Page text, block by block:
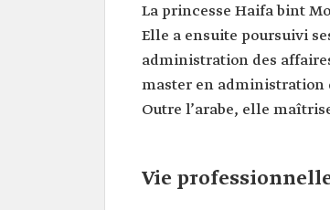
saoudienne
l’Union
académiques
Licence
(BA)
Haven,
La princesse Haifa bint
Elle a ensuite poursuivi
administration des
master en administration
Outre l’arabe, elle
Vie